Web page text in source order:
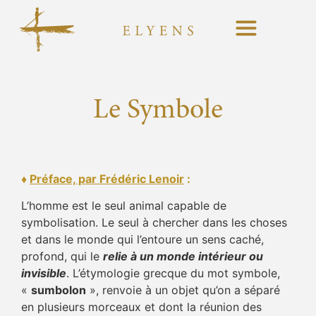
Le Symbole
♦ Préface, par Frédéric Lenoir :
L’homme est le seul animal capable de
symbolisation. Le seul à chercher dans les choses
et dans le monde qui l’entoure un sens caché,
profond, qui le relie à un monde intérieur ou
invisible. L’étymologie grecque du mot symbole,
« sumbolon », renvoie à un objet qu’on a séparé
en plusieurs morceaux et dont la réunion des